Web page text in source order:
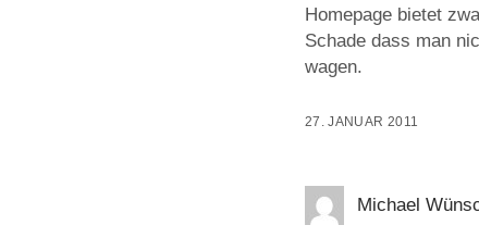
Homepage bietet
Schade dass man
wagen.
27. JANUAR 2011
Michael